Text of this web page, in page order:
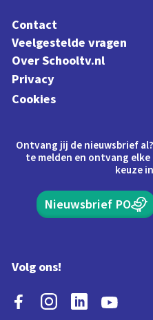
Contact
Veelgestelde vragen
Over Schooltv.nl
Privacy
Cookies
Ontvang jij de nieuwsbrief
te melden en ontvang
keuze
Nieuwsbrief PO
Volg ons!